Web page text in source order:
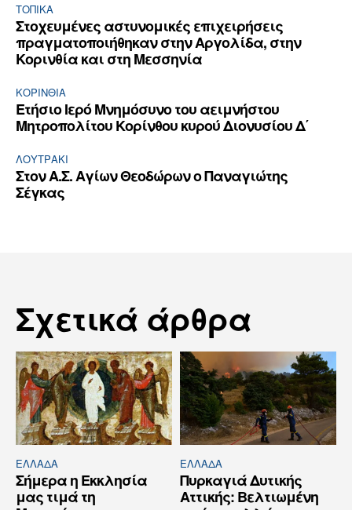
ΤΟΠΙΚΑ
Στοχευμένες αστυνομικές επιχειρήσεις
πραγματοποιήθηκαν στην Αργολίδα, στην
Κορινθία και στη Μεσσηνία
ΚΟΡΙΝΘΊΑ
Ετήσιο Ιερό Μνημόσυνο του αειμνήστου
Μητροπολίτου Κορίνθου κυρού Διονυσίου Δ΄
ΛΟΥΤΡΆΚΙ
Στον Α.Σ. Αγίων Θεοδώρων ο Παναγιώτης
Σέγκας
Σχετικά άρθρα
ΕΛΛΆΔΑ
Σήμερα η Εκκλησία
μας τιμά τη
ΕΛΛΆΔΑ
Πυρκαγιά Δυτικής
Αττικής: Βελτιωμένη